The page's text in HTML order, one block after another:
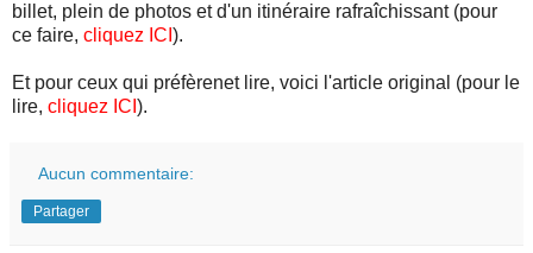
billet, plein de photos et d'un itinéraire rafraîchissant (pour
ce faire, cliquez ICI ).
Et pour ceux qui préfèrenet lire, voici l'article original (pour le
lire, cliquez ICI ).
Aucun commentaire:
Partager